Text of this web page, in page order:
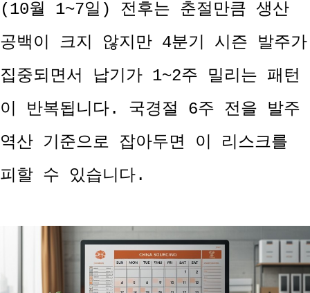
(10월 1~7일) 전후는 춘절만큼 생산
공백이 크지 않지만 4분기 시즌 발주가
집중되면서 납기가 1~2주 밀리는 패턴
이 반복됩니다. 국경절 6주 전을 발주
역산 기준으로 잡아두면 이 리스크를
피할 수 있습니다.